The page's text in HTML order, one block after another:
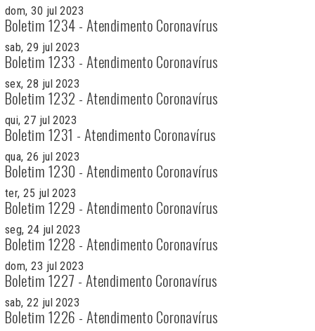
dom, 30 jul 2023
Boletim 1234 - Atendimento Coronavírus
sab, 29 jul 2023
Boletim 1233 - Atendimento Coronavírus
sex, 28 jul 2023
Boletim 1232 - Atendimento Coronavírus
qui, 27 jul 2023
Boletim 1231 - Atendimento Coronavírus
qua, 26 jul 2023
Boletim 1230 - Atendimento Coronavírus
ter, 25 jul 2023
Boletim 1229 - Atendimento Coronavírus
seg, 24 jul 2023
Boletim 1228 - Atendimento Coronavírus
dom, 23 jul 2023
Boletim 1227 - Atendimento Coronavírus
sab, 22 jul 2023
Boletim 1226 - Atendimento Coronavírus